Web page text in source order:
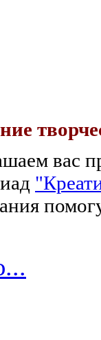
вас